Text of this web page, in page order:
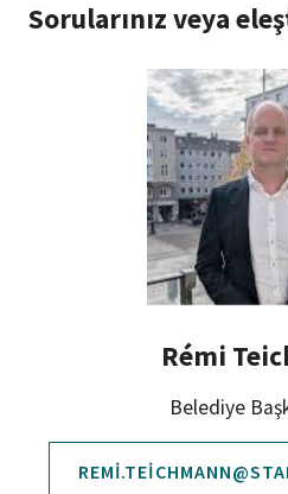
Sorularınız veya
Rémi
Belediye